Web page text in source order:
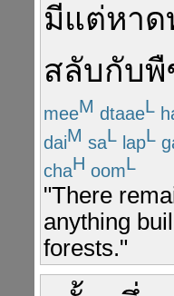
มีแต่หาด
สลับกับพื
meeM dtaaeL
daiM saL lapL
chaH oomL
"There
anything
forests."